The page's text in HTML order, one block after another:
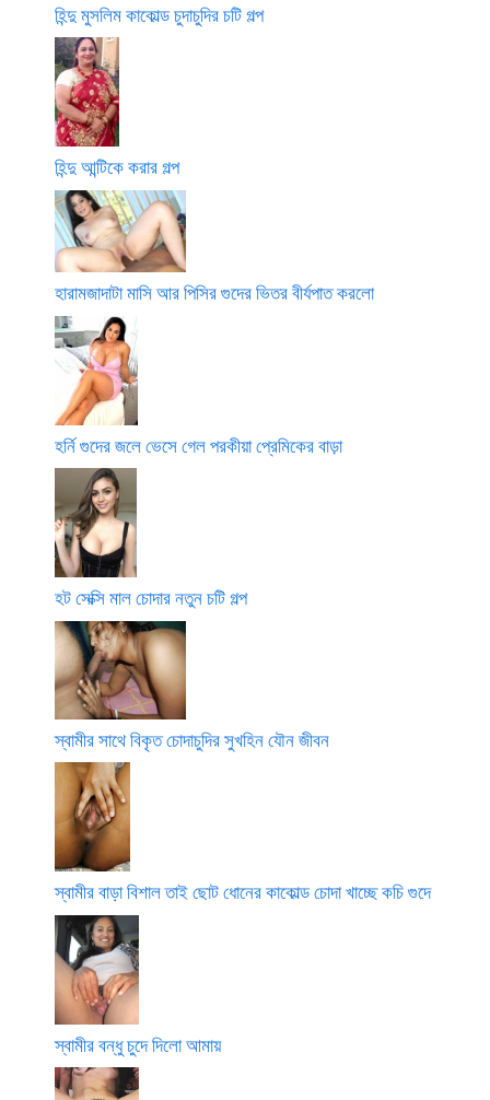
হিন্দু মুসলিম কাকোল্ড চুদাচুদির চটি গল্প
হিন্দু আন্টিকে করার গল্প
হারামজাদাটা মাসি আর পিসির গুদের ভিতর বীর্যপাত করলো
হর্নি গুদের জলে ভেসে গেল পরকীয়া প্রেমিকের বাড়া
হট সেক্সি মাল চোদার নতুন চটি গল্প
স্বামীর সাথে বিকৃত চোদাচুদির সুখহিন যৌন জীবন
স্বামীর বাড়া বিশাল তাই ছোট ধোনের কাকোল্ড চোদা খাচ্ছে কচি গুদে
স্বামীর বন্ধু চুদে দিলো আমায়